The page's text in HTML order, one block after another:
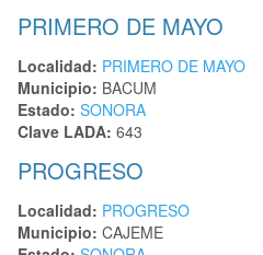
PRIMERO DE MAYO
Localidad: PRIMERO DE MAYO
Municipio: BACUM
Estado: SONORA
Clave LADA: 643
PROGRESO
Localidad: PROGRESO
Municipio: CAJEME